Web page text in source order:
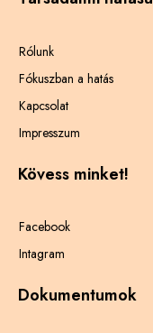
Rólunk
Fókuszban a hatás
Kapcsolat
Impresszum
Kövess minket!
Facebook
Intagram
Dokumentumok